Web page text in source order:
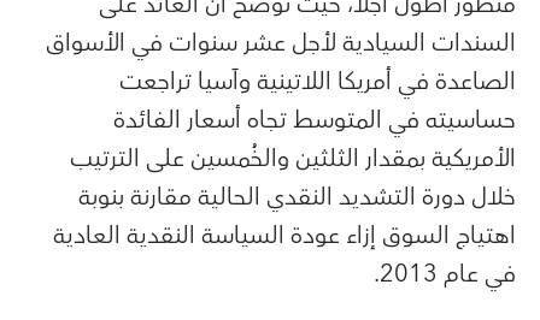
السندات السيادية لأجل عشر سنوات في الأسواق
الصاعدة في أمريكا اللاتينية وآسيا تراجعت
حساسيته في المتوسط تجاه أسعار الفائدة
الأمريكية بمقدار الثلثين والخُمسين على الترتيب
خلال دورة التشديد النقدي الحالية مقارنة بنوبة
اهتياج السوق إزاء عودة السياسة النقدية العادية
في عام 2013.